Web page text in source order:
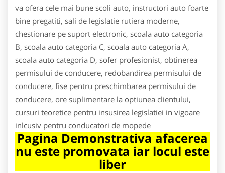
va ofera cele mai bune scoli auto, instructori auto foarte
bine pregatiti, sali de legislatie rutiera moderne,
chestionare pe suport electronic, scoala auto categoria
B, scoala auto categoria C, scoala auto categoria A,
scoala auto categoria D, sofer profesionist, obtinerea
permisului de conducere, redobandirea permisului de
conducere, fise pentru preschimbarea permisului de
conducere, ore suplimentare la optiunea clientului,
cursuri teoretice pentru insusirea legislatiei in vigoare
inlcusiv pentru conducatori de mopede
Pagina Demonstrativa afacerea
nu este promovata iar locul este
liber